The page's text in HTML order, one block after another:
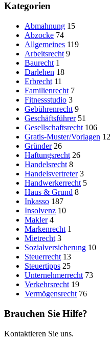
Kategorien
Abmahnung 15
Abzocke 74
Allgemeines 119
Arbeitsrecht 9
Baurecht 1
Darlehen 18
Erbrecht 11
Familienrecht 7
Fitnessstudio 3
Gebührenrecht 9
Geschäftsführer 51
Gesellschaftsrecht 106
Gratis-Muster/Vorlagen 12
Gründer 26
Haftungsrecht 26
Handelsrecht 8
Handelsvertreter 3
Handwerkerrecht 5
Haus & Grund 8
Inkasso 187
Insolvenz 10
Makler 4
Markenrecht 1
Mietrecht 3
Sozialversicherung 10
Steuerrecht 13
Steuertipps 25
Unternehmerrecht 73
Verkehrsrecht 19
Vermögensrecht 76
Brauchen Sie Hilfe?
Kontaktieren Sie uns.